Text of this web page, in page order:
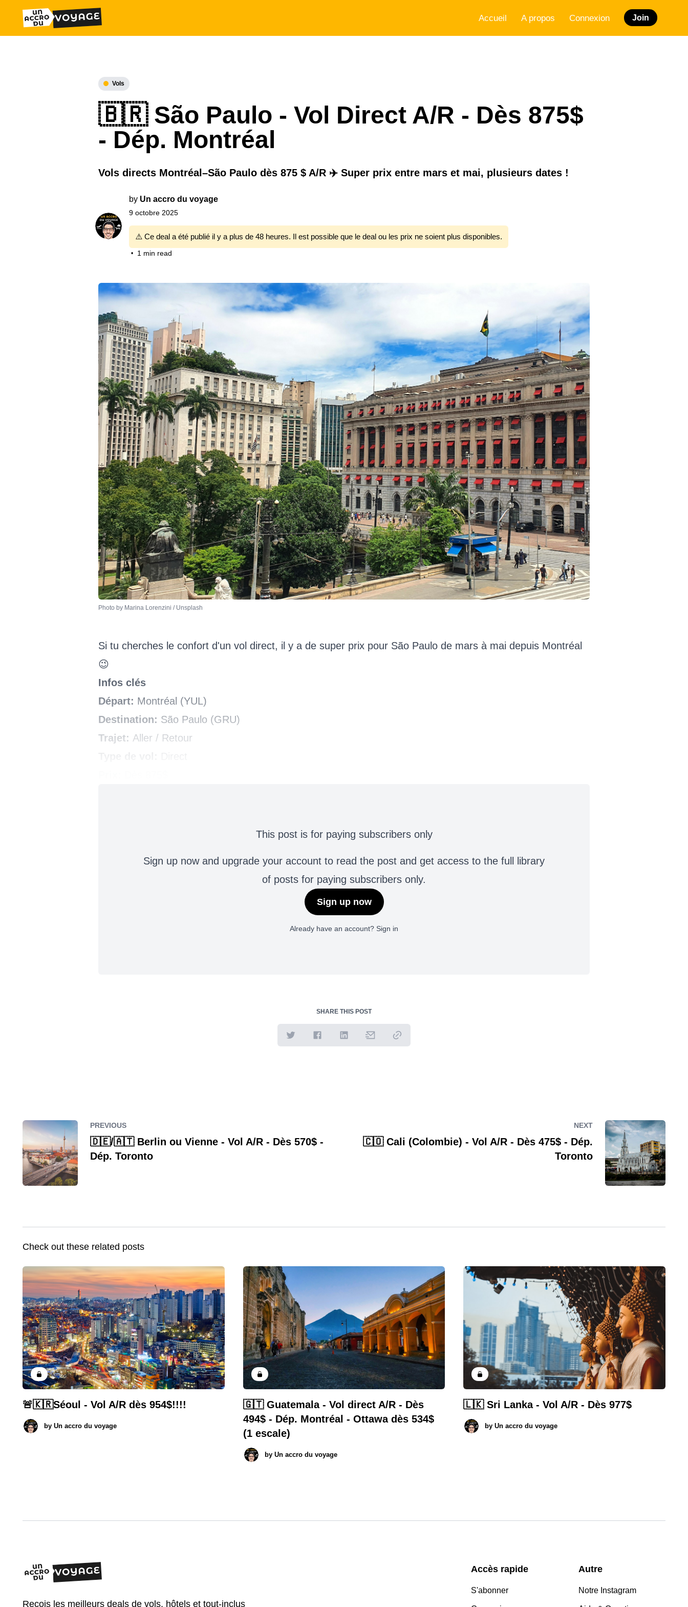
Accueil A propos Connexion Join
Vols
🇧🇷 São Paulo - Vol Direct A/R - Dès 875$
- Dép. Montréal
Vols directs Montréal–São Paulo dès 875 $ A/R ✈️ Super prix entre mars et mai, plusieurs dates !
by Un accro du voyage
9 octobre 2025
⚠️ Ce deal a été publié il y a plus de 48 heures. Il est possible que le deal ou les prix ne soient plus disponibles.
• 1 min read
Photo by Marina Lorenzini / Unsplash
Si tu cherches le confort d'un vol direct, il y a de super prix pour São Paulo de mars à mai depuis Montréal
😉
Infos clés
Départ: Montréal (YUL)
Destination: São Paulo (GRU)
Trajet: Aller / Retour
This post is for paying subscribers only
Sign up now and upgrade your account to read the post and get access to the full library
of posts for paying subscribers only.
Sign up now
Already have an account? Sign in
SHARE THIS POST
PREVIOUS
🇩🇪/🇦🇹 Berlin ou Vienne - Vol A/R - Dès 570$ -
Dép. Toronto
NEXT
🇨🇴 Cali (Colombie) - Vol A/R - Dès 475$ - Dép.
Toronto
Check out these related posts
🚨🇰🇷Séoul - Vol A/R dès 954$!!!!
by Un accro du voyage
🇬🇹 Guatemala - Vol direct A/R - Dès
494$ - Dép. Montréal - Ottawa dès 534$
(1 escale)
by Un accro du voyage
🇱🇰 Sri Lanka - Vol A/R - Dès 977$
by Un accro du voyage
Reçois les meilleurs deals de vols, hôtels et tout-inclus
Accès rapide
S'abonner
Autre
Notre Instagram